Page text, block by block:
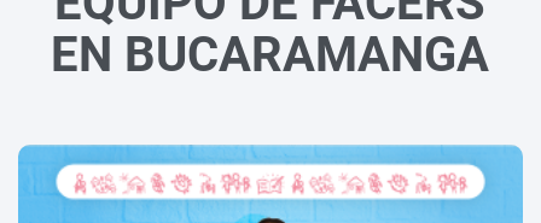
EN BUCARAMANGA